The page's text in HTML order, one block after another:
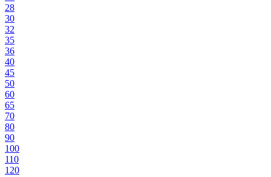
28
30
32
35
36
40
45
50
60
65
70
80
90
100
110
120